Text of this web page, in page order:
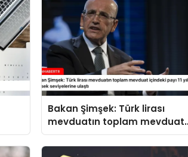
Bakan Şimşek: Türk lirası
mevduatın toplam mevduat
içindeki payı 11 yılın en yüksek
seviyelerine ulaştı